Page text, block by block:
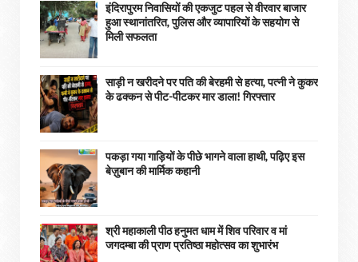
इंदिरापुरम निवासियों की एकजुट पहल से वीरवार बाजार
हुआ स्थानांतरित, पुलिस और व्यापारियों के सहयोग से
मिली सफलता
साड़ी न खरीदने पर पति की बेरहमी से हत्या, पत्नी ने कुकर
के ढक्कन से पीट-पीटकर मार डाला! गिरफ्तार
पकड़ा गया गाड़ियों के पीछे भागने वाला हाथी, पढ़िए इस
बेज़ुबान की मार्मिक कहानी
श्री महाकाली पीठ हनुमत धाम में शिव परिवार व मां
जगदम्बा की प्राण प्रतिष्ठा महोत्सव का शुभारंभ